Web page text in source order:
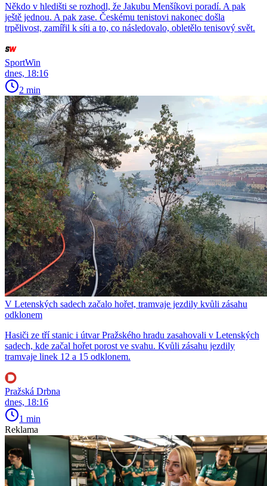
Někdo v hledišti se rozhodl, že Jakubu Menšíkovi poradí. A pak
ještě jednou. A pak zase. Českému tenistovi nakonec došla
trpělivost, zamířil k síti a to, co následovalo, obletělo tenisový svět.
SportWin
dnes, 18:16
2 min
V Letenských sadech začalo hořet, tramvaje jezdily kvůli zásahu
odklonem
Hasiči ze tří stanic i útvar Pražského hradu zasahovali v Letenských
sadech, kde začal hořet porost ve svahu. Kvůli zásahu jezdily
tramvaje linek 12 a 15 odklonem.
Pražská Drbna
dnes, 18:16
1 min
Reklama